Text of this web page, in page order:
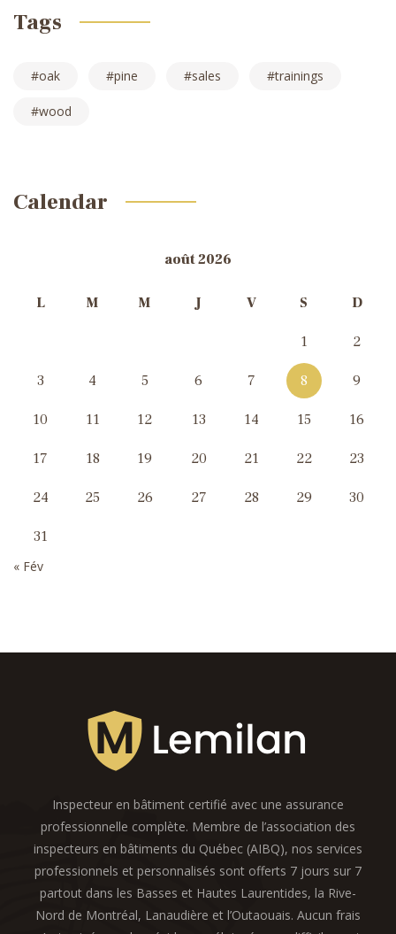
Tags
oak pine sales trainings
wood
Calendar
août 2026
L M M J V S D
1 2
3 4 5 6 7 8 9
10 11 12 13 14 15 16
17 18 19 20 21 22 23
24 25 26 27 28 29 30
31
« Fév
Inspecteur en bâtiment certifié avec une assurance
professionnelle complète. Membre de l’association des
inspecteurs en bâtiments du Québec (AIBQ), nos services
professionnels et personnalisés sont offerts 7 jours sur 7
partout dans les Basses et Hautes Laurentides, la Rive-
Nord de Montréal, Lanaudière et l’Outaouais. Aucun frais